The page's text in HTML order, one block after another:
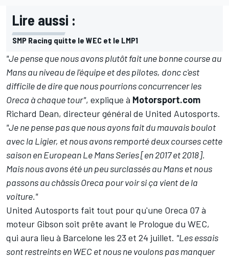
Lire aussi :
SMP Racing quitte le WEC et le LMP1
"Je pense que nous avons plutôt fait une bonne course au
Mans au niveau de l'équipe et des pilotes, donc c'est
difficile de dire que nous pourrions concurrencer les
Oreca à chaque tour", explique à Motorsport.com
Richard Dean, directeur général de United Autosports.
"Je ne pense pas que nous ayons fait du mauvais boulot
avec la Ligier, et nous avons remporté deux courses cette
saison en European Le Mans Series [en 2017 et 2018].
Mais nous avons été un peu surclassés au Mans et nous
passons au châssis Oreca pour voir si ça vient de la
voiture."
United Autosports fait tout pour qu'une Oreca 07 à
moteur Gibson soit prête avant le Prologue du WEC,
qui aura lieu à Barcelone les 23 et 24 juillet. "Les essais
sont restreints en WEC et nous ne voulons pas manquer